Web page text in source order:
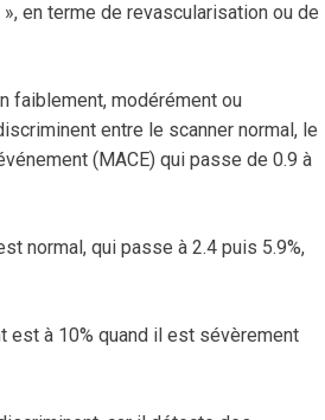
en terme de revascularisation ou de
faiblement, modérément ou
entre le scanner normal, le
(MACE) qui passe de 0.9 à
normal, qui passe à 2.4 puis 5.9%,
est à 10% quand il est sévèrement